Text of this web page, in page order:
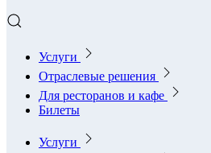
Услуги
Отраслевые решения
Для ресторанов и кафе
Билеты
Услуги